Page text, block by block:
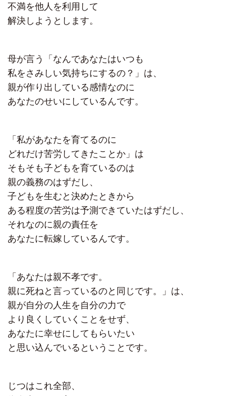
不満を他人を利用して
解決しようとします。
母が言う「なんであなたはいつも
私をさみしい気持ちにするの？」は、
親が作り出している感情なのに
あなたのせいにしているんです。
「私があなたを育てるのに
どれだけ苦労してきたことか」は
そもそも子どもを育ているのは
親の義務のはずだし、
子どもを生むと決めたときから
ある程度の苦労は予測できていたはずだし、
それなのに親の責任を
あなたに転嫁しているんです。
「あなたは親不孝です。
親に死ねと言っているのと同じです。」は、
親が自分の人生を自分の力で
より良くしていくことをせず、
あなたに幸せにしてもらいたい
と思い込んでいるということです。
じつはこれ全部、